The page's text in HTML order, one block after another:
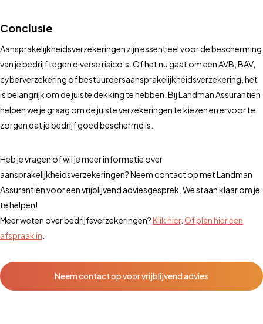
Conclusie
Aansprakelijkheidsverzekeringen zijn essentieel voor de bescherming
van je bedrijf tegen diverse risico’s. Of het nu gaat om een AVB, BAV,
cyberverzekering of bestuurdersaansprakelijkheidsverzekering, het
is belangrijk om de juiste dekking te hebben. Bij Landman Assurantiën
helpen we je graag om de juiste verzekeringen te kiezen en ervoor te
zorgen dat je bedrijf goed beschermd is.
Heb je vragen of wil je meer informatie over
aansprakelijkheidsverzekeringen? Neem contact op met Landman
Assurantiën voor een vrijblijvend adviesgesprek. We staan klaar om je
te helpen!
Meer weten over bedrijfsverzekeringen?Klik hier. Of plan hier een
afspraak in
Neem contact op voor vrijblijvend advies